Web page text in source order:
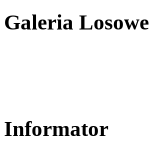
Galeria Losowe
Informator